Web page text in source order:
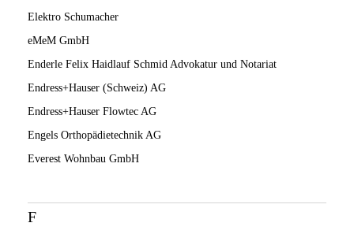
Elektro Schumacher
eMeM GmbH
Enderle Felix Haidlauf Schmid Advokatur und Notariat
Endress+Hauser (Schweiz) AG
Endress+Hauser Flowtec AG
Engels Orthopädietechnik AG
Everest Wohnbau GmbH
F